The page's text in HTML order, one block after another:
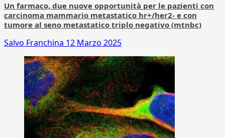
Un farmaco, due nuove opportunità per le pazienti con
carcinoma mammario metastatico hr+/her2- e con
tumore al seno metastatico triplo negativo (mtnbc)
Salvo Franchina 12 Marzo 2025